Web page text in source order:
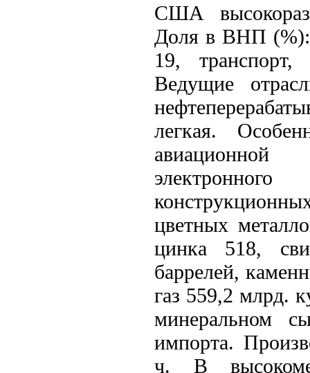
США
Доля в ВНП (%):
19,
Ведущие
легкая.
авиационной
цветных
цинка 518,
баррелей,
газ 559,2 млрд.
минеральном
импорта.
ч. В